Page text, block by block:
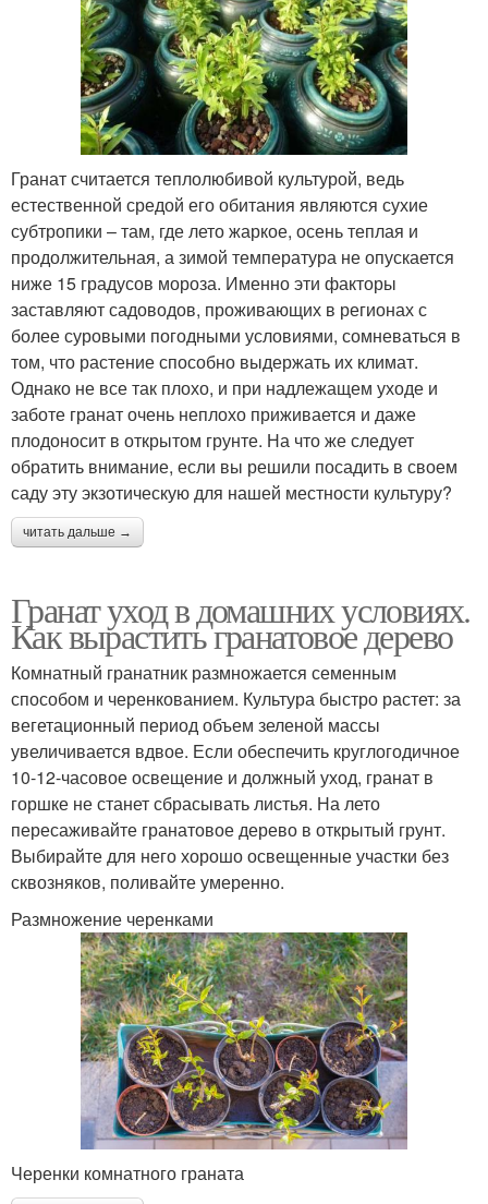
Гранат считается теплолюбивой культурой, ведь
естественной средой его обитания являются сухие
субтропики – там, где лето жаркое, осень теплая и
продолжительная, а зимой температура не опускается
ниже 15 градусов мороза. Именно эти факторы
заставляют садоводов, проживающих в регионах с
более суровыми погодными условиями, сомневаться в
том, что растение способно выдержать их климат.
Однако не все так плохо, и при надлежащем уходе и
заботе гранат очень неплохо приживается и даже
плодоносит в открытом грунте. На что же следует
обратить внимание, если вы решили посадить в своем
саду эту экзотическую для нашей местности культуру?
читать дальше →
Гранат уход в домашних условиях.
Как вырастить гранатовое дерево
Комнатный гранатник размножается семенным
способом и черенкованием. Культура быстро растет: за
вегетационный период объем зеленой массы
увеличивается вдвое. Если обеспечить круглогодичное
10-12-часовое освещение и должный уход, гранат в
горшке не станет сбрасывать листья. На лето
пересаживайте гранатовое дерево в открытый грунт.
Выбирайте для него хорошо освещенные участки без
сквозняков, поливайте умеренно.
Размножение черенками
Черенки комнатного граната